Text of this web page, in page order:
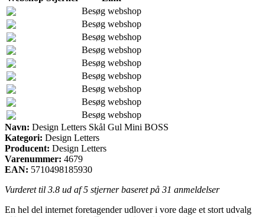
Besøg webshop
Besøg webshop
Besøg webshop
Besøg webshop
Besøg webshop
Besøg webshop
Besøg webshop
Besøg webshop
Besøg webshop
Navn: Design Letters Skål Gul Mini BOSS
Kategori: Design Letters
Producent: Design Letters
Varenummer: 4679
EAN: 5710498185930
Vurderet til 3.8 ud af 5 stjerner baseret på 31 anmeldelser
En hel del internet foretagender udlover i vore dage et stort udvalg